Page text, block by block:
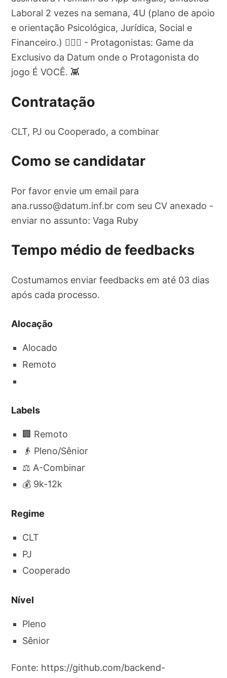
Laboral 2 vezes na semana, 4U (plano de apoio
e orientação Psicológica, Jurídica, Social e
Financeiro.) 🧘🏾‍♂️ - Protagonistas: Game da
Exclusivo da Datum onde o Protagonista do
jogo É VOCÊ. 👾
Contratação
CLT, PJ ou Cooperado, a combinar
Como se candidatar
Por favor envie um email para
ana.russo@datum.inf.br com seu CV anexado -
enviar no assunto: Vaga Ruby
Tempo médio de feedbacks
Costumamos enviar feedbacks em até 03 dias
após cada processo.
Alocação
Alocado
Remoto
Labels
🏢 Remoto
👴 Pleno/Sênior
⚖️ A-Combinar
💰 9k-12k
Regime
CLT
PJ
Cooperado
Nível
Pleno
Sênior
Fonte: https://github.com/backend-